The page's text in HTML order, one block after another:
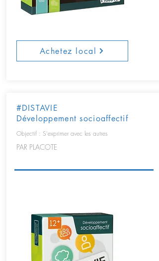
Achetez local
#DISTAVIE
Développement socioaffectif
Objectif : S'exprimer avec les autres
PAR PLACOTE